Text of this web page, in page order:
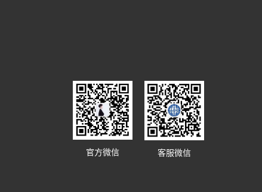
客服微信
官方微信